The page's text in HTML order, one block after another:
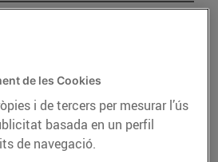
de les Cookies
i de tercers per mesurar l’ús
basada en un perfil
de navegació.